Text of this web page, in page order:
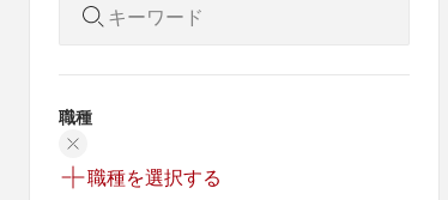
職種
職種を選択する